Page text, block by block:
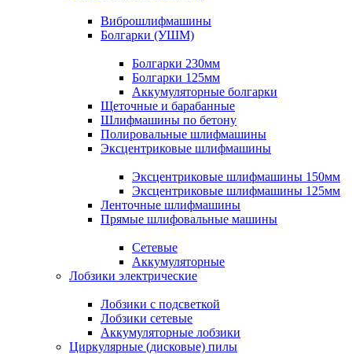
Виброшлифмашины
Болгарки (УШМ)
Болгарки 230мм
Болгарки 125мм
Аккумуляторные болгарки
Щеточные и барабанные
Шлифмашины по бетону
Полировальные шлифмашины
Эксцентриковые шлифмашины
Эксцентриковые шлифмашины 150мм
Эксцентриковые шлифмашины 125мм
Ленточные шлифмашины
Прямые шлифовальные машины
Сетевые
Аккумуляторные
Лобзики электрические
Лобзики с подсветкой
Лобзики сетевые
Аккумуляторные лобзики
Циркулярные (дисковые) пилы